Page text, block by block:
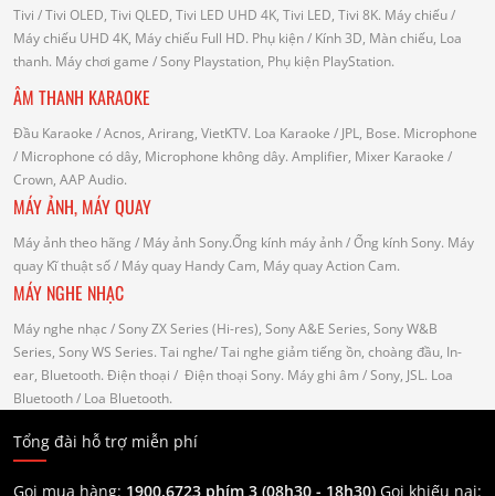
Tivi / Tivi OLED, Tivi QLED, Tivi LED UHD 4K, Tivi LED, Tivi 8K. Máy chiếu/
Máy chiếu UHD 4K, Máy chiếu Full HD. Phụ kiện/ Kính 3D, Màn chiếu, Loa
thanh. Máy chơi game / Sony Playstation, Phụ kiện PlayStation.
ÂM THANH KARAOKE
Đầu Karaoke / Acnos, Arirang, VietKTV. Loa Karaoke / JPL, Bose. Microphone
/ Microphone có dây, Microphone không dây. Amplifier, Mixer Karaoke /
Crown, AAP Audio.
MÁY ẢNH, MÁY QUAY
Máy ảnh theo hãng / Máy ảnh Sony.Ống kính máy ảnh / Ống kính Sony. Máy
quay Kĩ thuật số/ Máy quay Handy Cam, Máy quay Action Cam.
MÁY NGHE NHẠC
Máy nghe nhạc / Sony ZX Series (Hi-res), Sony A&E Series, Sony W&B
Series, Sony WS Series. Tai nghe/ Tai nghe giảm tiếng ồn, choàng đầu, In-
ear, Bluetooth. Điện thoại / Điện thoại Sony. Máy ghi âm / Sony, JSL. Loa
Bluetooth/ Loa Bluetooth.
Tổng đài hỗ trợ miễn phí
Gọi mua hàng: 1900.6723 phím 3 (08h30 - 18h30) Gọi khiếu nại: